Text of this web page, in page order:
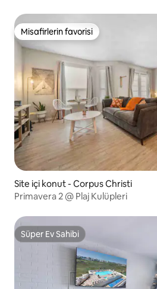
Misafirlerin favorisi
Misafirlerin favorisi
Site içi konut - Corpus Christi
Primavera 2 @ Plaj Kulüpleri
Süper Ev Sahibi
Süper Ev Sahibi